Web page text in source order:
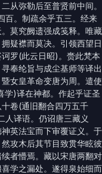
从弥勒后至普贤前中间。
百。制疏余乎五三。经来
莫究阙遗强成笺释。唯藏
疑襟而莫决。引领西望日
罗(此云日昭)。赍此梵本
奉纶旨与成尘基师等译出
女皇革命变唐为周。遣使
学)译在神都。作起乎证圣
卷(通旧翻合四万五千
人译语。仍诏唐三藏义
英法宝而下审覆证义。于
攻木后其节目致贯华眩彼
者懵焉。藏以宋唐两翻对
学之漏处。遂得泉始细而